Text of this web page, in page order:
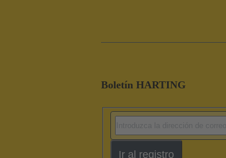
Boletín HARTING
Ir al registro